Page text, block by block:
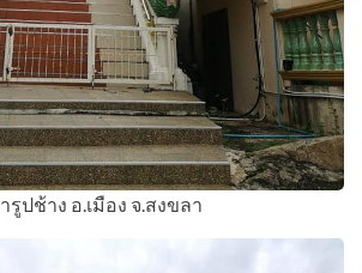
รูปช้าง อ.เมือง จ.สงขลา